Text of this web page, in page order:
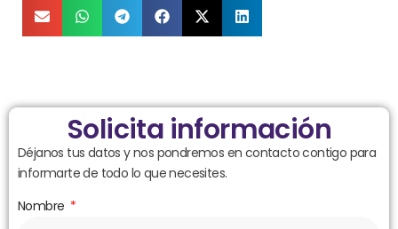
Solicita información
Déjanos tus datos y nos pondremos en contacto contigo para
informarte de todo lo que necesites.
Nombre